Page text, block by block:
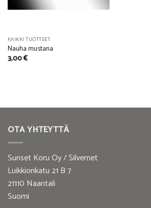
KAIKKI TUOTTEET
Nauha mustana
3,00€
OTA YHTEYTTÄ
Sunset Koru Oy / Silvernet
Luikkionkatu 21 B 7
21110 Naantali
Suomi